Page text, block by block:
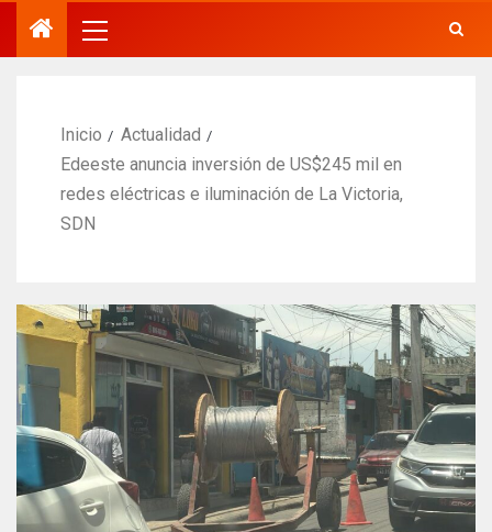
Inicio
Actualidad
Edeeste anuncia inversión de US$245 mil en
redes eléctricas e iluminación de La Victoria,
SDN